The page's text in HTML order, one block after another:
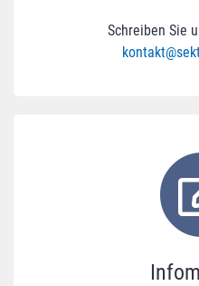
Schreiben Sie